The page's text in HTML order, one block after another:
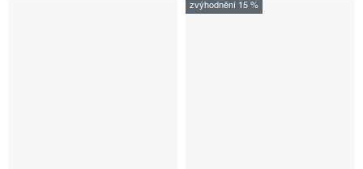
zvýhodnění 15 %